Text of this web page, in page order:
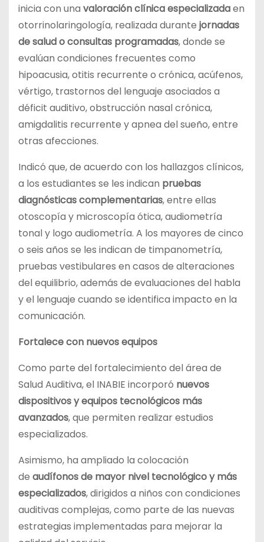
inicia con una valoración clínica especializadaen
otorrinolaringología, realizada durante jornadas
de salud o consultas programadas, donde se
evalúan condiciones frecuentes como
hipoacusia, otitis recurrente o crónica, acúfenos,
vértigo, trastornos del lenguaje asociados a
déficit auditivo, obstrucción nasal crónica,
amigdalitis recurrente y apnea del sueño, entre
otras afecciones.
Indicó que, de acuerdo con los hallazgos clínicos,
a los estudiantes se les indican pruebas
diagnósticas complementarias, entre ellas
otoscopía y microscopía ótica, audiometría
tonal y logo audiometría. A los mayores de cinco
o seis años se les indican de timpanometría,
pruebas vestibulares en casos de alteraciones
del equilibrio, además de evaluaciones del habla
y el lenguaje cuando se identifica impacto en la
comunicación.
Fortalece con nuevos equipos
Como parte del fortalecimiento del área de
Salud Auditiva, el INABIE incorporó nuevos
dispositivos y equipos tecnológicos más
avanzados, que permiten realizar estudios
especializados.
Asimismo, ha ampliado la colocación
de audífonos de mayor nivel tecnológico y más
especializados, dirigidos a niños con condiciones
auditivas complejas, como parte de las nuevas
estrategias implementadas para mejorar la